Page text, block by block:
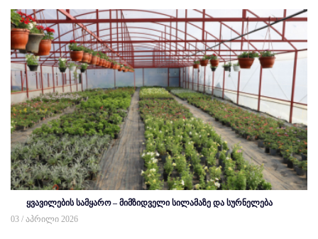
ყვავილების სამყარო – მიმზიდველი სილამაზე და სურნელება
03 / აპრილი 2026